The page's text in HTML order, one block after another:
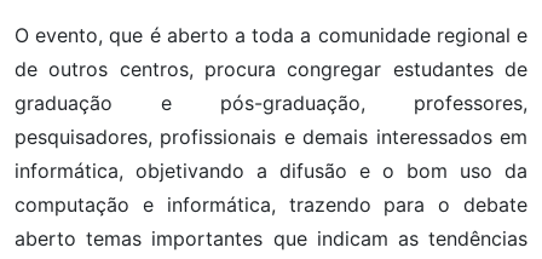
O evento, que é aberto a toda a comunidade regional e
de outros centros, procura congregar estudantes de
graduação e pós-graduação, professores,
pesquisadores, profissionais e demais interessados em
informática, objetivando a difusão e o bom uso da
computação e informática, trazendo para o debate
aberto temas importantes que indicam as tendências